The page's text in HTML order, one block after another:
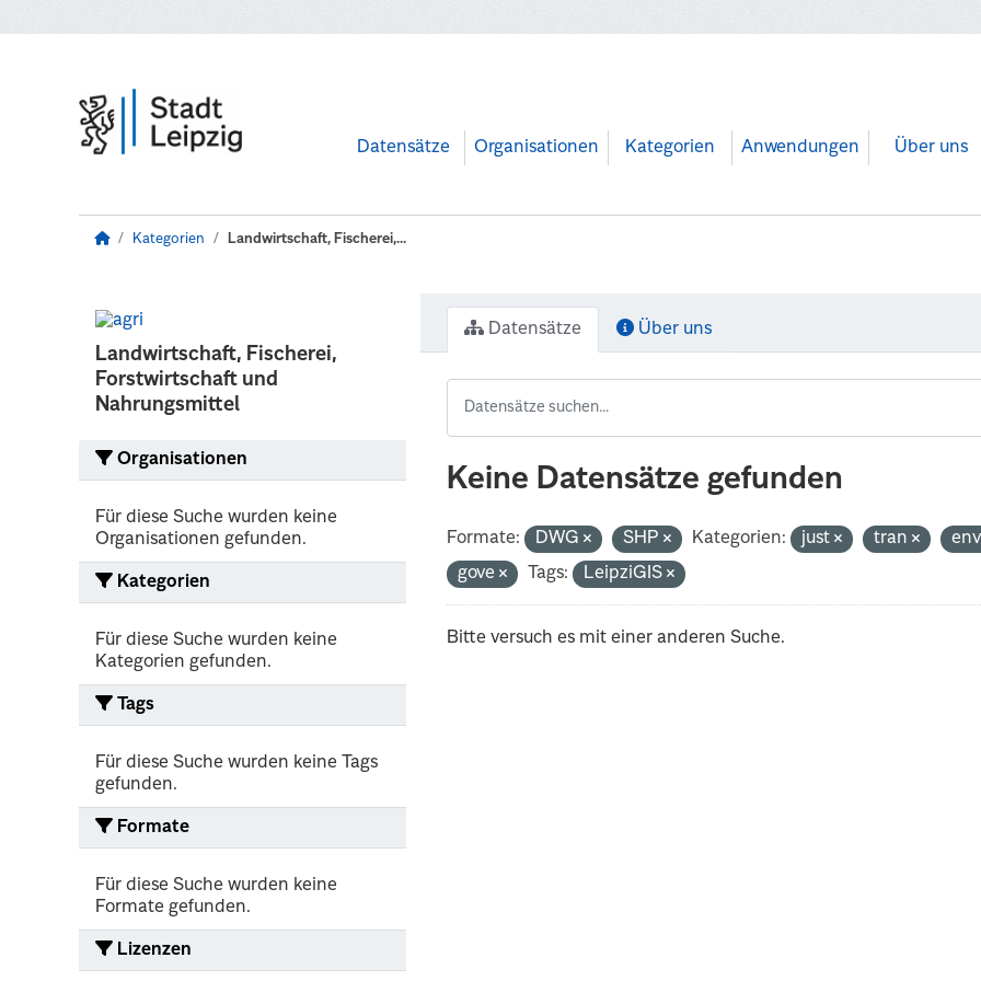
Datensätze Organisationen Kategorien Anwendungen Über uns
Kategorien Landwirtschaft, Fischerei,...
Landwirtschaft, Fischerei,
Forstwirtschaft und
Nahrungsmittel
Organisationen
Für diese Suche wurden keine
Organisationen gefunden.
Kategorien
Für diese Suche wurden keine
Kategorien gefunden.
Tags
Für diese Suche wurden keine Tags
gefunden.
Formate
Für diese Suche wurden keine
Formate gefunden.
Lizenzen
Datensätze Über uns
Keine Datensätze gefunden
Formate: DWG SHP Kategorien: just tran
gove
Tags: LeipziGIS
Bitte versuch es mit einer anderen Suche.